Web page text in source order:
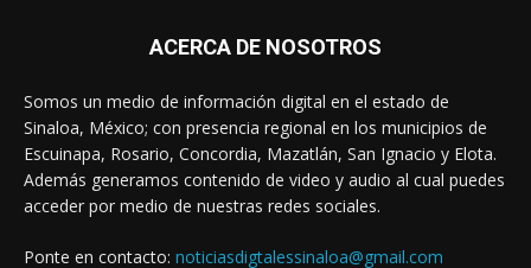
ACERCA DE NOSOTROS
Somos un medio de información digital en el estado de
Sinaloa, México; con presencia regional en los municipios de
Escuinapa, Rosario, Concordia, Mazatlán, San Ignacio y Elota.
Además generamos contenido de video y audio al cual puedes
acceder por medio de nuestras redes sociales.
Ponte en contacto: noticiasdigtalessinaloa@gmail.com